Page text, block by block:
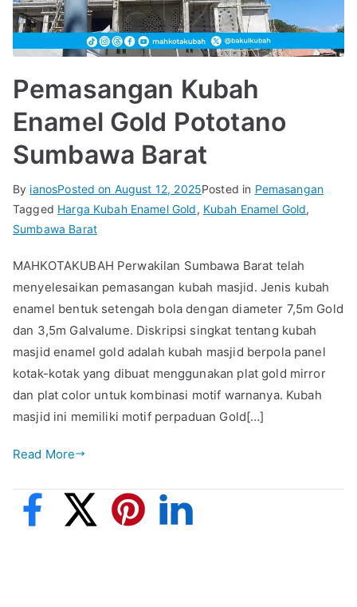
Pemasangan Kubah
Enamel Gold Pototano
Sumbawa Barat
By ianosPosted on August 12, 2025Posted in Pemasangan
Tagged Harga Kubah Enamel Gold, Kubah Enamel Gold,
Sumbawa Barat
MAHKOTAKUBAH Perwakilan Sumbawa Barat telah
menyelesaikan pemasangan kubah masjid. Jenis kubah
enamel bentuk setengah bola dengan diameter 7,5m Gold
dan 3,5m Galvalume. Diskripsi singkat tentang kubah
masjid enamel gold adalah kubah masjid berpola panel
kotak-kotak yang dibuat menggunakan plat gold mirror
dan plat color untuk kombinasi motif warnanya. Kubah
masjid ini memiliki motif perpaduan Gold[…]
Read More